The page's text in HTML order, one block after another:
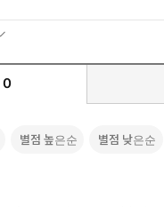
0
별점 높은순 별점 낮은순